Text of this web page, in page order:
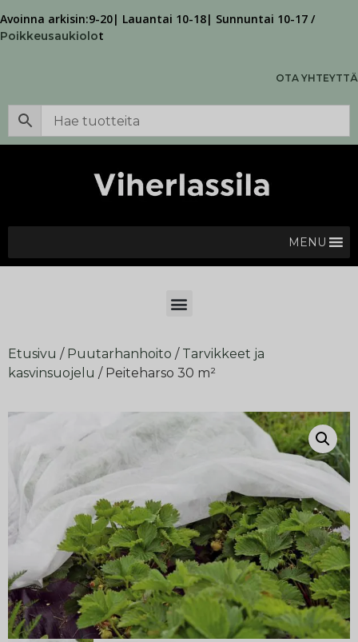
Avoinna arkisin:9-20| Lauantai 10-18| Sunnuntai 10-17 /
Poikkeusaukiolot
OTA YHTEYTTÄ
MENU
Etusivu / Puutarhanhoito / Tarvikkeet ja
kasvinsuojelu / Peiteharso 30 m²